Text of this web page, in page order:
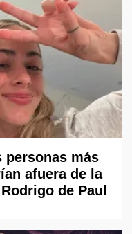
personas más
afuera de la
de Paul